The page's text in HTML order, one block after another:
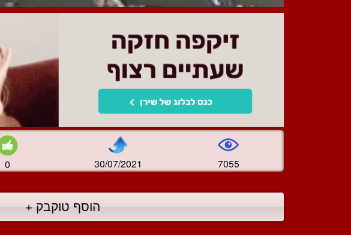
0 30/07/2021 7055
הוסף טוקבק +